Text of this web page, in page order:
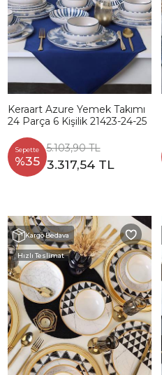
Keraart Azure Yemek Takımı
24 Parça 6 Kişilik 21423-24-25
Sepette
%35
5.103,90 TL
3.317,54 TL
Kargo Bedava
Hızlı Teslimat